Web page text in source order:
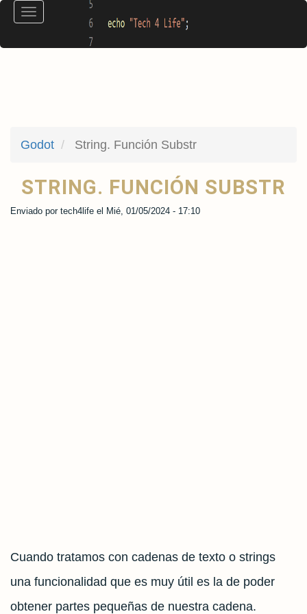
PasarToggle
Godot String. Función Substr
STRING. FUNCIÓN SUBSTR
Enviado por tech4life el Mié, 01/05/2024 - 17:10
Cuando tratamos con cadenas de texto o strings
una funcionalidad que es muy útil es la de poder
obtener partes pequeñas de nuestra cadena.